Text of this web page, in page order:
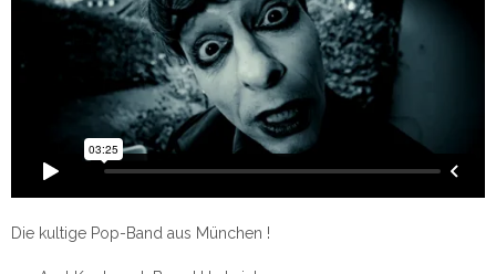
Die kultige Pop-Band aus München !